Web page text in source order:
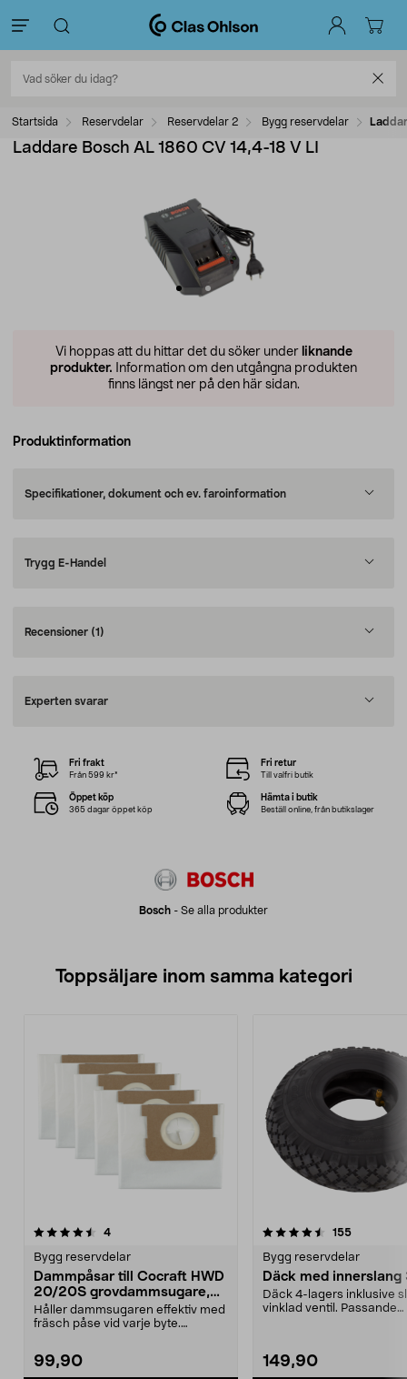
Startsida Reservdelar Reservdelar 2 Bygg reservdelar
Laddare Bosch AL 1860 CV 14,4-18 V LI
Vi hoppas att du hittar det du söker under liknande
produkter. Information om den utgångna produkten
finns längst ner på den här sidan.
Produktinformation
Specifikationer, dokument och ev. faroinformation
Trygg E-Handel
Recensioner (1)
Experten svarar
Bosch - Se alla produkter
Fri frakt
Från 599 kr*
Fri retur
Till valfri butik
Öppet köp
365 dagar öppet köp
Hämta i butik
Beställ online, från butikslager
Toppsäljare inom samma kategori
4recensioner
Bygg reservdelar
Dammpåsar till Cocraft HWD
20/20S grovdammsugare,
5-pack
Håller dammsugaren effektiv med
fräsch påse vid varje byte.
99,90
4.5 av 5 stjärnor 155
Bygg reservdelar
Däck med
Däck 4-lagers inklusive
vinklad ventil. Passande
149,90
5.0 av 5 stjärnor